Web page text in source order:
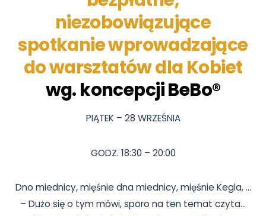
niezobowiązujące
spotkanie wprowadzające
do warsztatów dla Kobiet
wg. koncepcji BeBo®
PIĄTEK – 28 WRZEŚNIA
GODZ. 18:30 – 20:00
Dno miednicy, mięśnie dna miednicy, mięśnie Kegla, …
– Dużo się o tym mówi, sporo na ten temat czyta…